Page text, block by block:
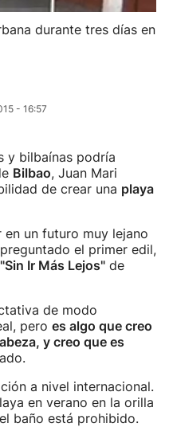
durante tres días en
- 16:57
y bilbaínas podría
Bilbao, Juan Mari
de crear una playa
en un futuro muy lejano
el primer edil,
"Sin Ir Más Lejos" de
de modo
pero es algo que creo
y creo que es
a nivel internacional.
en verano en la orilla
baño está prohibido.